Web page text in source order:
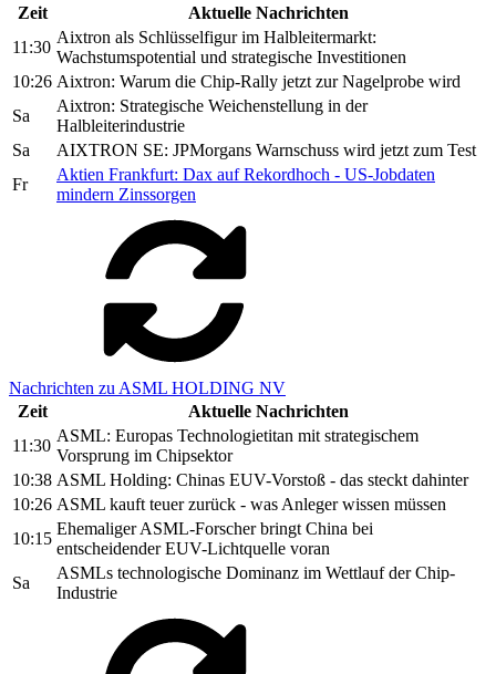
Zeit
Aktuelle Nachrichten
11:30
Aixtron als Schlüsselfigur im Halbleitermarkt:
Wachstumspotential und strategische Investitionen
10:26 Aixtron: Warum die Chip-Rally jetzt zur Nagelprobe wird
Sa
Aixtron: Strategische Weichenstellung in der
Halbleiterindustrie
Sa
AIXTRON SE: JPMorgans Warnschuss wird jetzt zum Test
Fr
Aktien Frankfurt: Dax auf Rekordhoch - US-Jobdaten
mindern Zinssorgen
Nachrichten zu ASML HOLDING NV
Zeit
Aktuelle Nachrichten
11:30
ASML: Europas Technologietitan mit strategischem
Vorsprung im Chipsektor
10:38 ASML Holding: Chinas EUV-Vorstoß - das steckt dahinter
10:26 ASML kauft teuer zurück - was Anleger wissen müssen
10:15
Ehemaliger ASML-Forscher bringt China bei
entscheidender EUV-Lichtquelle voran
Sa
ASMLs technologische Dominanz im Wettlauf der Chip-
Industrie